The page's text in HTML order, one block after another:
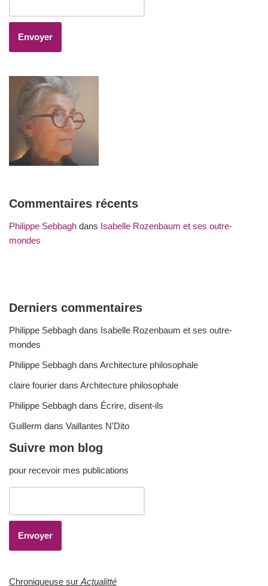
Commentaires récents
Philippe Sebbagh dans Isabelle Rozenbaum et ses outre-
mondes
Derniers commentaires
Philippe Sebbagh dans Isabelle Rozenbaum et ses outre-
mondes
Philippe Sebbagh dans Architecture philosophale
claire fourier dans Architecture philosophale
Philippe Sebbagh dans Écrire, disent-ils
Guillerm dans Vaillantes N’Dito
Suivre mon blog
pour recevoir mes publications
Chroniqueuse sur Actualitté